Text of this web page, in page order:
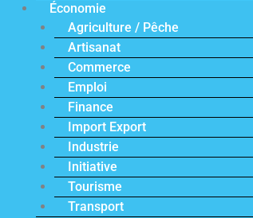
Économie
Agriculture / Pêche
Artisanat
Commerce
Emploi
Finance
Import Export
Industrie
Initiative
Tourisme
Transport